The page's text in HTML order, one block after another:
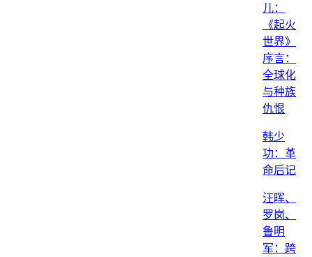
儿：
《起火
世界》
序言：
全球化
与种族
仇恨
韩少
功：革
命后记
汪晖、
罗岗、
鲁明
军：跨